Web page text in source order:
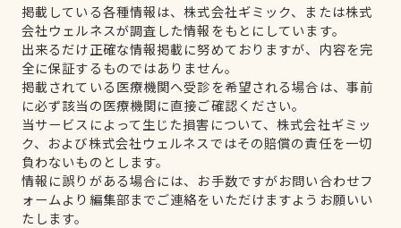
掲載している各種情報は、株式会社ギミック、または株式
会社ウェルネスが調査した情報をもとにしています。
出来るだけ正確な情報掲載に努めておりますが、内容を完
全に保証するものではありません。
掲載されている医療機関へ受診を希望される場合は、事前
に必ず該当の医療機関に直接ご確認ください。
当サービスによって生じた損害について、株式会社ギミッ
ク、および株式会社ウェルネスではその賠償の責任を一切
負わないものとします。
情報に誤りがある場合には、お手数ですがお問い合わせフ
ォームより編集部までご連絡をいただけますようお願いい
たします。